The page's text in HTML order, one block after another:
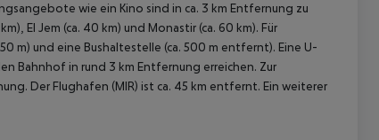
wie ein Kino sind in ca. 3 km Entfernung zu
El Jem (ca. 40 km) und Monastir (ca. 60 km). Für
m) und eine Bushaltestelle (ca. 500 m entfernt). Eine U-
Bahnhof in rund 3 km Entfernung erreichen. Zur
Der Flughafen (MIR) ist ca. 45 km entfernt. Ein weiterer